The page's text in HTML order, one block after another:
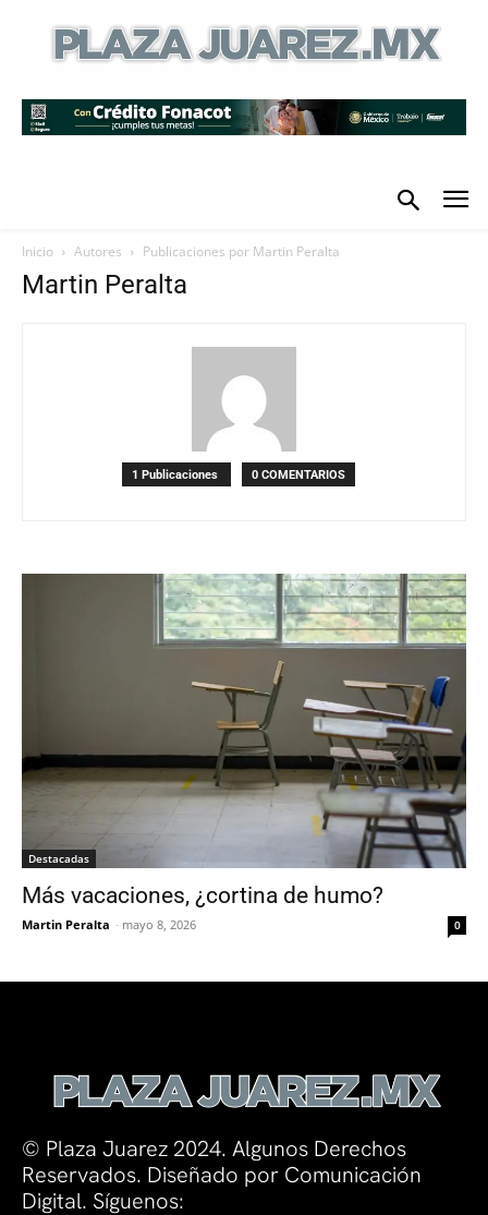
Inicio Autores Publicaciones por Martin Peralta
Martin Peralta
1 Publicaciones 0 COMENTARIOS
Destacadas
Más vacaciones, ¿cortina de humo?
Martin Peralta - mayo 8, 2026 0
© Plaza Juarez 2024. Algunos Derechos
Reservados. Diseñado por Comunicación
Digital. Síguenos: